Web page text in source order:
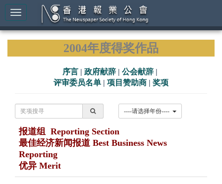
2004年度得奖作品
序言 | 政府献辞 | 公会献辞 |
评审委员名单 | 项目赞助商 | 奖项
报道组 Reporting Section
最佳经济新闻报道 Best Business News
Reporting
优异 Merit